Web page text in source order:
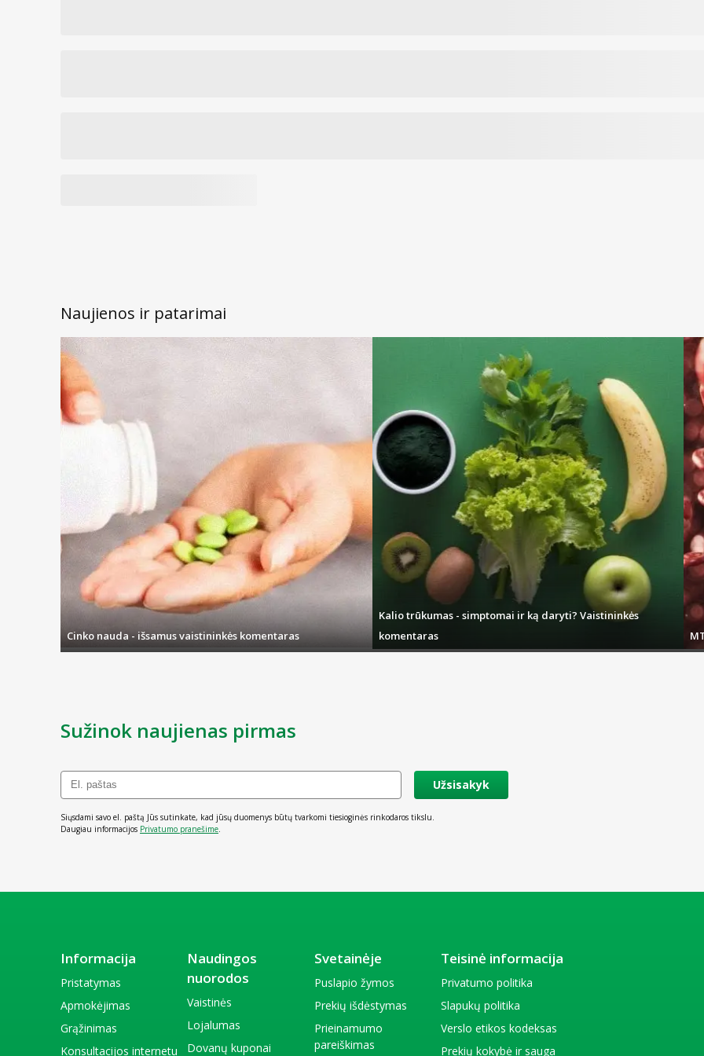
Naujienos ir patarimai
Cinko nauda - išsamus vaistininkės komentaras
Kalio trūkumas - simptomai ir ką daryti? Vaistininkės
komentaras
Sužinok naujienas pirmas
Užsisakyk
Siųsdami savo el. paštą Jūs sutinkate, kad jūsų duomenys būtų tvarkomi tiesioginės rinkodaros tikslu.
Daugiau informacijos Privatumo pranešime
Informacija
Pristatymas
Apmokėjimas
Grąžinimas
Konsultacijos internetu
Naudingos
nuorodos
Vaistinės
Lojalumas
Dovanų kuponai
Svetainėje
Puslapio žymos
Prekių išdėstymas
Prieinamumo
pareiškimas
Teisinė informacija
Privatumo politika
Slapukų politika
Verslo etikos kodeksas
Prekių kokybė ir sauga